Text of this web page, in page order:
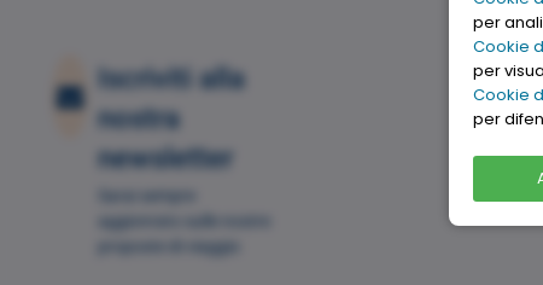
per
Cookie
per
Cookie
per
Iscriviti alla
nostra
newsletter
I usually find what I need from
a watch recently, you can really